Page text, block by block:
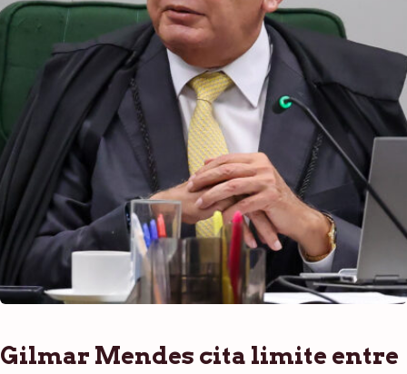
Gilmar Mendes cita limite entre